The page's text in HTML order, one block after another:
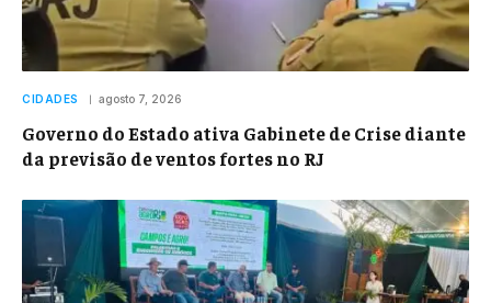
CIDADES agosto 7, 2026
Governo do Estado ativa Gabinete de Crise diante
da previsão de ventos fortes no RJ